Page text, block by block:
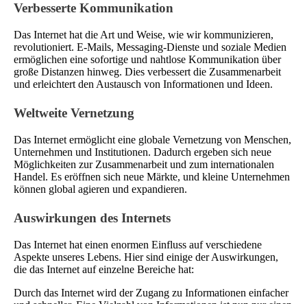
Verbesserte Kommunikation
Das Internet hat die Art und Weise, wie wir kommunizieren,
revolutioniert. E-Mails, Messaging-Dienste und soziale Medien
ermöglichen eine sofortige und nahtlose Kommunikation über
große Distanzen hinweg. Dies verbessert die Zusammenarbeit
und erleichtert den Austausch von Informationen und Ideen.
Weltweite Vernetzung
Das Internet ermöglicht eine globale Vernetzung von Menschen,
Unternehmen und Institutionen. Dadurch ergeben sich neue
Möglichkeiten zur Zusammenarbeit und zum internationalen
Handel. Es eröffnen sich neue Märkte, und kleine Unternehmen
können global agieren und expandieren.
Auswirkungen des Internets
Das Internet hat einen enormen Einfluss auf verschiedene
Aspekte unseres Lebens. Hier sind einige der Auswirkungen,
die das Internet auf einzelne Bereiche hat:
Durch das Internet wird der Zugang zu Informationen einfacher